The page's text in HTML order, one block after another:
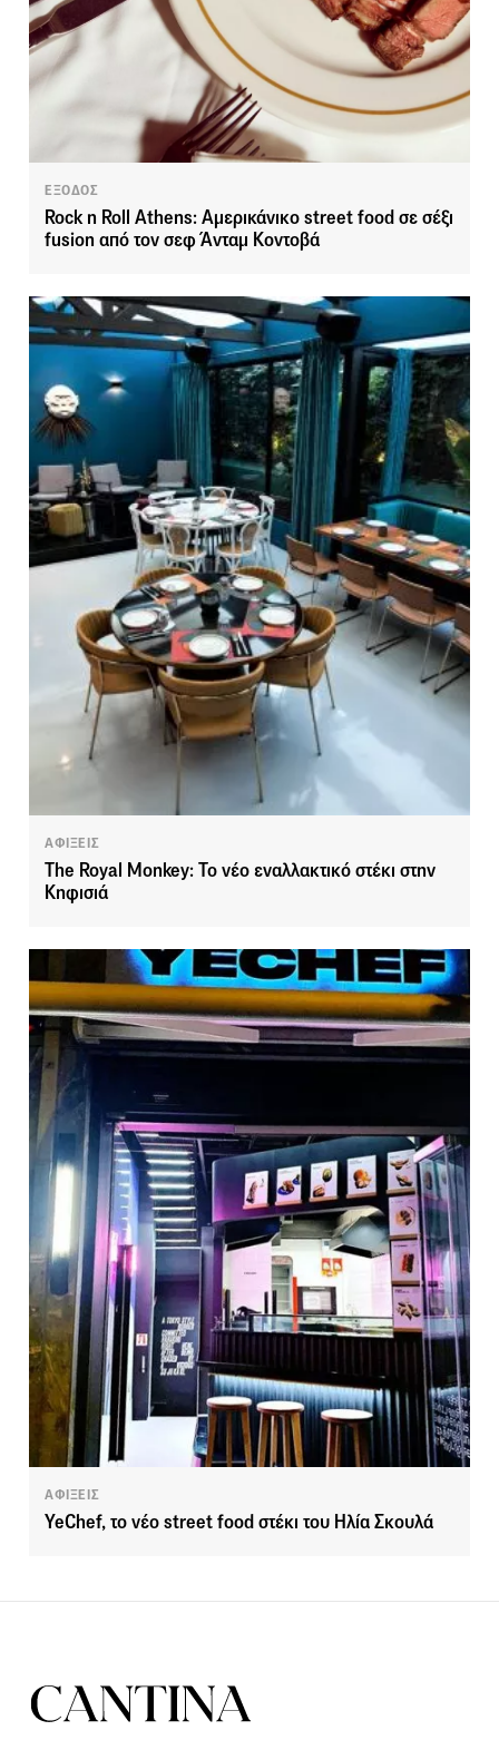
ΕΞΟΔΟΣ
Rock n Roll Athens: Αμερικάνικο street food σε σέξι
fusion από τον σεφ Άνταμ Κοντοβά
ΑΦΙΞΕΙΣ
The Royal Monkey: Το νέο εναλλακτικό στέκι στην
Κηφισιά
ΑΦΙΞΕΙΣ
YeChef, το νέο street food στέκι του Ηλία Σκουλά